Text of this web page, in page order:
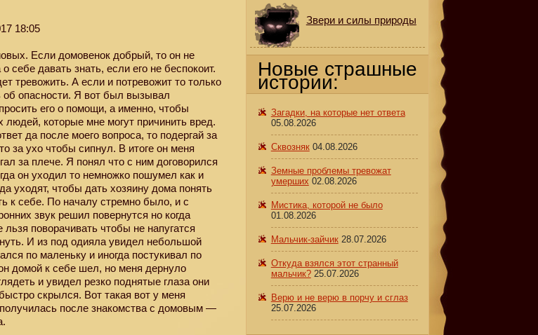
18:05
Если домовенок добрый, то он не
себе давать знать, если его не беспокоит.
тревожить. А если и потревожит то только
об опасности. Я вот был вызывал
его о помощи, а именно, чтобы
людей, которые мне могут причинить вред.
да после моего вопроса, то подергай за
за ухо чтобы сипнул. В итоге он меня
за плече. Я понял что с ним договорился
он уходил то немножко пошумел как и
уходят, чтобы дать хозяину дома понять
к себе. По началу стремно было, и с
звук решил повернутся но когда
поворачивать чтобы не напугатся
И из под одияла увидел небольшой
по маленьку и иногда постукивал по
домой к себе шел, но меня дернуло
и увидел резко поднятые глаза они
скрылся. Вот такая вот у меня
получилась после знакомства с домовым —
Звери и силы природы
Новые страшные
истории:
Загадки, на которые нет ответа
05.08.2026
Сквозняк 04.08.2026
Земные проблемы тревожат
умерших 02.08.2026
Мистика, которой не было
01.08.2026
Мальчик-зайчик 28.07.2026
Откуда взялся этот странный
мальчик? 25.07.2026
Верю и не верю в порчу и сглаз
25.07.2026